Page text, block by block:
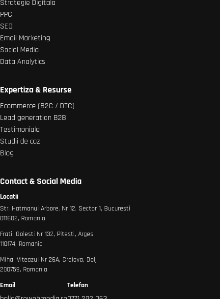
Strategie Digitala
PPC
SEO
Email Marketing
Social Media
Data Analytics
Expertiza & Resurse
Ecommerce (B2C / DTC)
Lead generation B2B
Testimoniale
Studii de caz
Blog
Contact & Social Media
Locatii
Str. Hatmanul Arbore, Nr 12, Sector 1, Bucuresti
011602, Romania
Fratii Golesti Nr 132, Pitesti, Arges
110174, Romania
Mihai Viteazul Nr 26A, Craiova, Dolj
200759, Romania
Email
Telefon